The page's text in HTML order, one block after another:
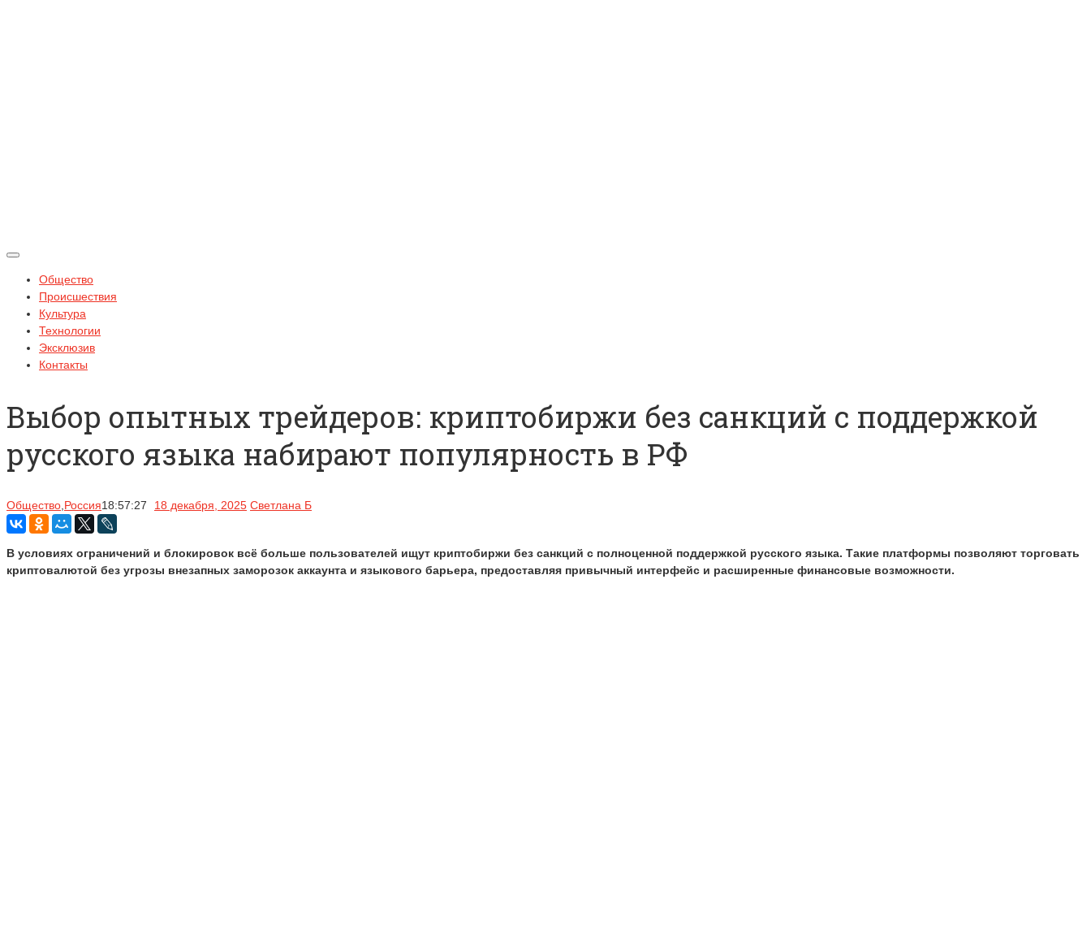
Общество
Происшествия
Культура
Технологии
Эксклюзив
Контакты
Выбор опытных трейдеров: криптобиржи без санкций с поддержкой
русского языка набирают популярность в РФ
Общество Россия18:57:27 18 декабря, 2025 Светлана Б
В условиях ограничений и блокировок всё больше пользователей ищут криптобиржи без санкций с полноценной поддержкой русского языка. Такие платформы позволяют торговать
криптовалютой без угрозы внезапных заморозок аккаунта и языкового барьера, предоставляя привычный интерфейс и расширенные финансовые возможности.